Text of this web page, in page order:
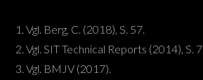
1. Vgl. Berg, C. (2018), S. 57.
2. Vgl. SIT Technical Reports (2014), S. 7.
3. Vgl. BMJV (2017).